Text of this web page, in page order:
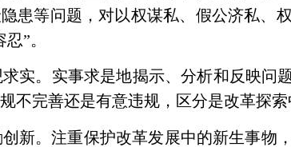
患等问题，对以权谋私、假公济私、
”。
实。实事求是地揭示、分析和反映问
不完善还是有意违规，区分是改革探索
新。注重保护改革发展中的新生事物